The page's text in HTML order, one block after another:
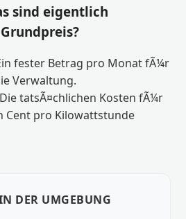
sind eigentlich
fester Betrag pro Monat fÃ¼r
Verwaltung.
Die tatsÃ¤chlichen Kosten fÃ¼r
Cent pro Kilowattstunde
DER UMGEBUNG